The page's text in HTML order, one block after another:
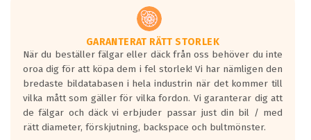
Vid körning i över 50km/h brukar
rullmotståndets ljud överträffa
motorljudet.
På däckmärkningen kommer det finnas
en symbol av ett däck med vågar. Hög
bullernivå markeras med svarta vågor
medans de vita vågorna påvisar om det är
ett tyst däck.
GARANTERAT RÄTT STORLEK
När du beställer fälgar eller däck från oss behöver du inte
oroa dig för att köpa dem i fel storlek! Vi har nämligen den
bredaste bildatabasen i hela industrin när det kommer till
vilka mått som gäller för vilka fordon. Vi garanterar dig att
de fälgar och däck vi erbjuder passar just din bil / med
rätt diameter, förskjutning, backspace och bultmönster.